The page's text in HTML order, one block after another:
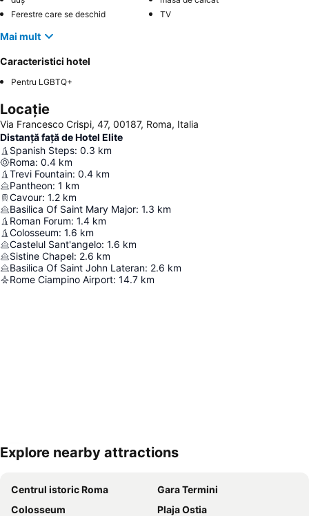
Ferestre care se deschid
TV
Mai mult
Caracteristici hotel
Pentru LGBTQ+
Locație
Via Francesco Crispi, 47, 00187, Roma, Italia
Distanță față de Hotel Elite
Spanish Steps: 0.3 km
Roma: 0.4 km
Trevi Fountain: 0.4 km
Pantheon: 1 km
Cavour: 1.2 km
Basilica Of Saint Mary Major: 1.3 km
Roman Forum: 1.4 km
Colosseum: 1.6 km
Castelul Sant'angelo: 1.6 km
Sistine Chapel: 2.6 km
Basilica Of Saint John Lateran: 2.6 km
Rome Ciampino Airport: 14.7 km
Explore nearby attractions
Centrul istoric Roma
Gara Termini
Colosseum
Plaja Ostia